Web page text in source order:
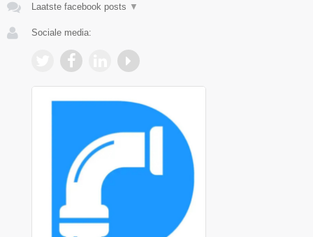
Laatste facebook posts ▼
Sociale media: